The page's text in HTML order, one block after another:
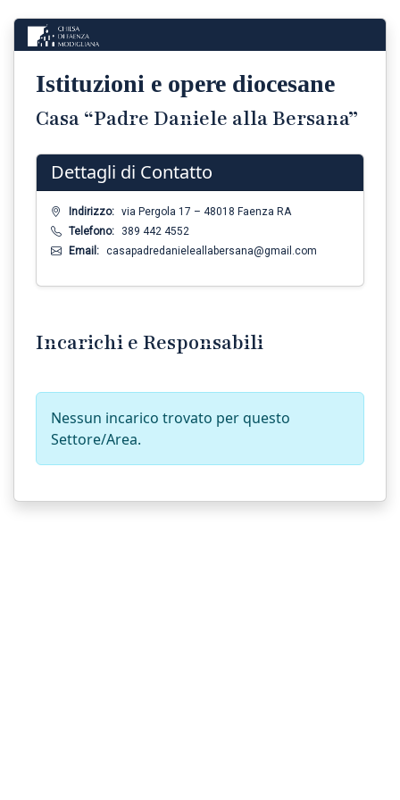
Istituzioni e opere diocesane
Casa “Padre Daniele alla Bersana”
Dettagli di Contatto
Indirizzo: via Pergola 17 – 48018 Faenza RA
Telefono:
389 442 4552
Email: casapadredanieleallabersana@gmail.com
Incarichi e Responsabili
Nessun incarico trovato per questo
Settore/Area.